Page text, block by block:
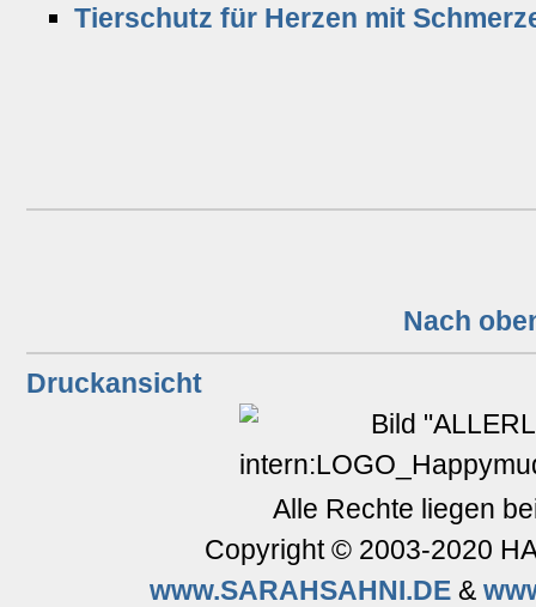
Tierschutz für Herzen mit
Nach
Druckansicht
Alle Rechte liegen
Copyright © 2003-2020
www.SARAHSAHNI.DE &